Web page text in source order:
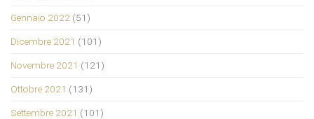
Gennaio 2022 (51)
Dicembre 2021 (101)
Novembre 2021 (121)
Ottobre 2021 (131)
Settembre 2021 (101)